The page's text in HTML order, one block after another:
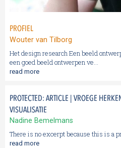
PROFIEL
Wouter van Tilborg
Het design research Een beeld
een goed beeld ontwerpen ve...
read more
PROTECTED: ARTICLE | VROEGE
VISUALISATIE
Nadine Bemelmans
There is no excerpt because this is a
read more